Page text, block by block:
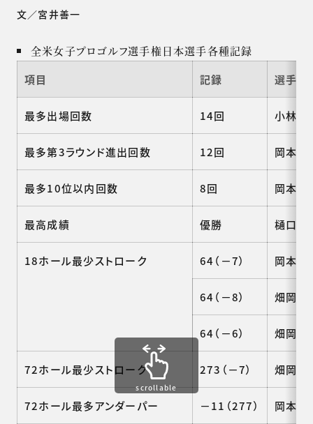
文／宮井善一
全米女子プロゴルフ選手権日本選手各種記録
項目
記録 選手名
最多出場回数 14回 小林浩
最多第3ラウンド進出回数 12回 岡本綾
最多10位以内回数 8回 岡本綾
最高成績 優勝 樋口久
18ホール最少ストローク 64（－7） 岡本綾
64（－8） 畑岡奈
64（－6） 畑岡奈
72ホール最少ストローク 273（－7） 畑岡奈
72ホール最多アンダーパー －11（277） 岡本綾
scrollable